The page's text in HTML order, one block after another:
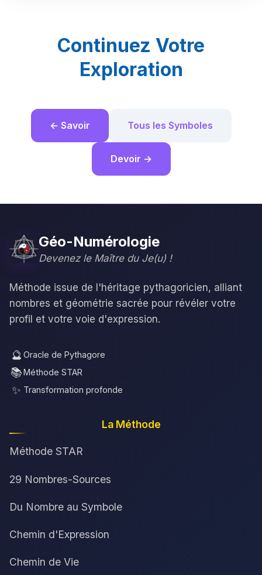
Continuez Votre
Exploration
← Savoir Tous les Symboles
Devoir →
Géo-Numérologie
Devenez le Maître du Je(u) !
Méthode issue de l'héritage pythagoricien, alliant
nombres et géométrie sacrée pour révéler votre
profil et votre voie d'expression.
🔮 Oracle de Pythagore
📚Méthode STAR
✨ Transformation profonde
La Méthode
Méthode STAR
29 Nombres-Sources
Du Nombre au Symbole
Chemin d'Expression
Chemin de Vie